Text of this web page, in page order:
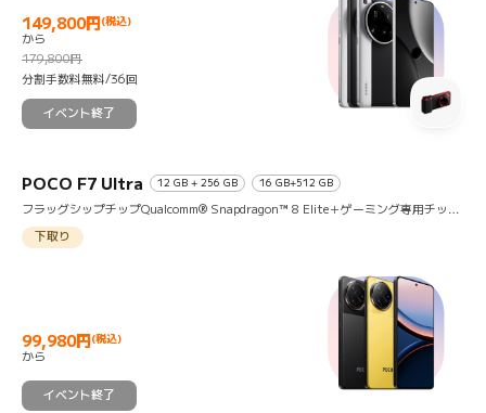
149,800円 (税込)
Current Price 円149800
から
179,800円
マーケティング価格 179,800円
分割手数料無料/36回
イベント終了
POCO F7 Ultra 12 GB + 256 GB 16 GB+512 GB
フラッグシップチップQualcomm® Snapdragon™ 8 Elite＋ゲーミング専用チップ
搭載
下取り
99,980円 (税込)
Current Price 円99980
から
イベント終了